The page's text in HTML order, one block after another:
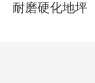
耐磨硬化地坪